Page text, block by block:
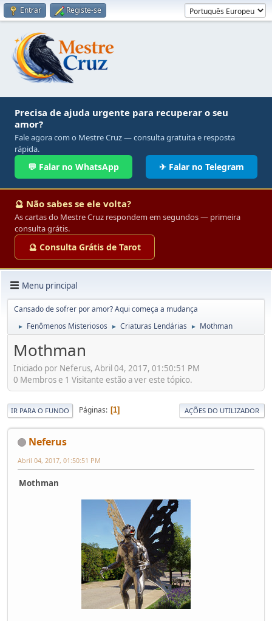
Entrar Registe-se
Precisa de ajuda urgente para recuperar o seu
amor?
Fale agora com o Mestre Cruz — consulta gratuita e resposta
rápida.
💬 Falar no WhatsApp ✈ Falar no Telegram
🔮 Não sabes se ele volta?
As cartas do Mestre Cruz respondem em segundos — primeira
consulta grátis.
🔮 Consulta Grátis de Tarot
Menu principal
Cansado de sofrer por amor? Aqui começa a mudança
► Fenômenos Misteriosos ► Criaturas Lendárias ► Mothman
Mothman
Iniciado por Neferus, Abril 04, 2017, 01:50:51 PM
0 Membros e 1 Visitante estão a ver este tópico.
IR PARA O FUNDO Páginas 1 AÇÕES DO UTILIZADOR
Neferus
Abril 04, 2017, 01:50:51 PM
Mothman